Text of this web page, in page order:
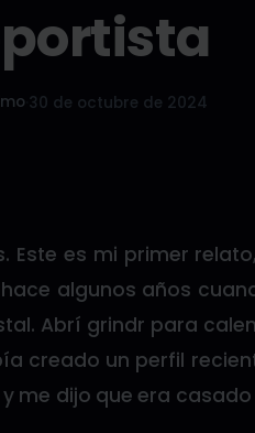
30 de octubre de 2024
Este es mi primer
algunos años
Abrí grindr para
creado un perfil
me dijo que era